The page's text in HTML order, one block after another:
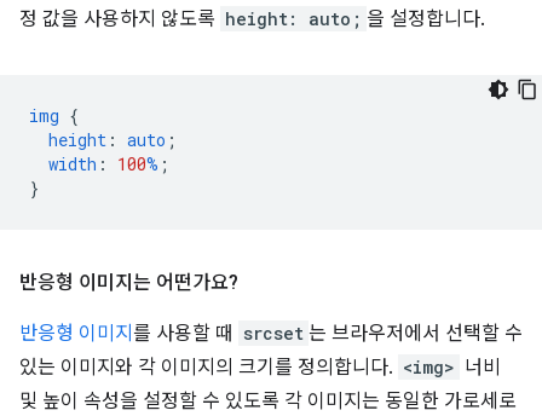
정 값을 사용하지 않도록 height: auto; 을 설정합니다.
img {
height : auto ;
width : 100% ;
}
반응형 이미지는 어떤가요?
반응형 이미지 를 사용할 때 srcset 는 브라우저에서 선택할 수
있는 이미지와 각 이미지의 크기를 정의합니다. <img> 너비
및 높이 속성을 설정할 수 있도록 각 이미지는 동일한 가로세로